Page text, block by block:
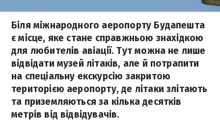
Біля міжнародного аеропорту Будапешта
є місце, яке стане справжньою знахідкою
для любителів авіації. Тут можна не лише
відвідати музей літаків, але й потрапити
на спеціальну екскурсію закритою
територією аеропорту, де літаки злітають
та приземляються за кілька десятків
метрів від відвідувачів.